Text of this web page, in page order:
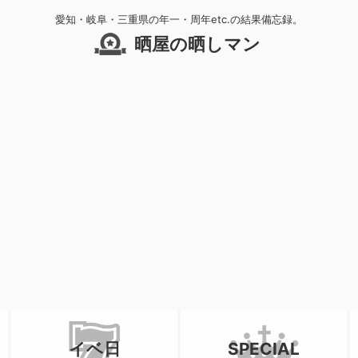
愛知・岐阜・三重県の年一・周年etc.の結果備忘録。
晒屋の晒しマン
イベ日 SPECIAL